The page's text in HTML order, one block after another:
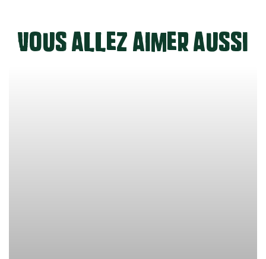
Vous allez aimer aussi